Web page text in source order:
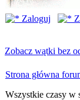
Zaloguj
Zobacz wątki bez
Strona główna
Wszystkie czasy